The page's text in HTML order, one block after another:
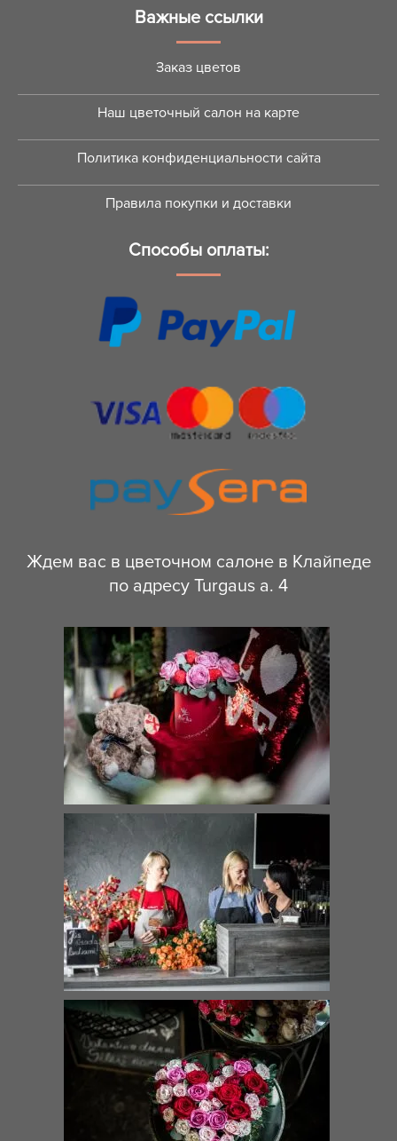
Важные ссылки
Заказ цветов
Наш цветочный салон на карте
Политика конфиденциальности сайта
Правила покупки и доставки
Способы оплаты:
Ждем вас в цветочном салоне в Клайпеде
по адресу Turgaus a. 4